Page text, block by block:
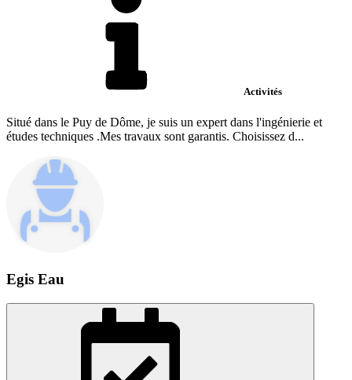
Activités
Situé dans le Puy de Dôme, je suis un expert dans l'ingénierie et
études techniques .Mes travaux sont garantis. Choisissez d...
Egis Eau